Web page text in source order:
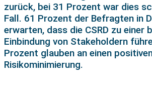
zurück, bei 31 Prozent war dies
Fall. 61 Prozent der Befragten in
erwarten, dass die CSRD zu einer
Einbindung von Stakeholdern
Prozent glauben an einen
Risikominimierung.